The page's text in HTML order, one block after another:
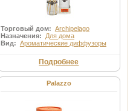
Торговый дом: Archipelago
Назначения: Для дома
Вид: Ароматические диффузоры
Подробнее
Palazzo